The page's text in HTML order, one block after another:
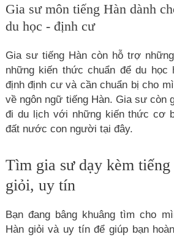
Gia sư môn tiếng Hàn dành
du học - định cư
Gia sư tiếng Hàn còn hỗ trợ
những kiến thức chuẩn để du học
định định cư và cần chuẩn bị cho
về ngôn ngữ tiếng Hàn. Gia sư còn
đi du lịch với những kiến thức cơ
đất nước con người tại đây.
Tìm gia sư dạy kèm tiếng
giỏi, uy tín
Bạn đang bâng khuâng tìm cho
Hàn giỏi và uy tín để giúp bạn